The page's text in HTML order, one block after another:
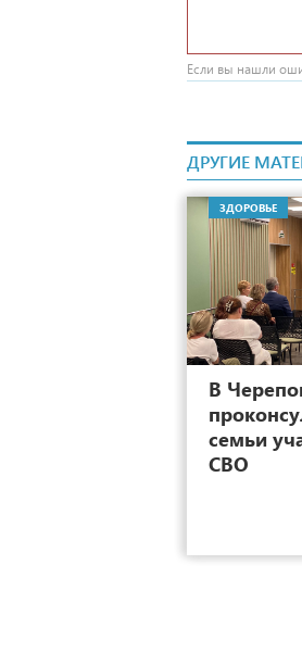
Если вы нашли
ДРУГИЕ
ЗДОРОВЬЕ
В
семьи
СВО